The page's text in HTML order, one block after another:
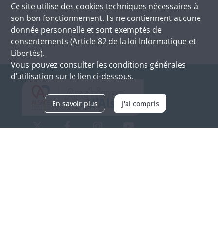
Ce site utilise des cookies techniques nécessaires à
son bon fonctionnement. Ils ne contiennent aucune
donnée personnelle et sont exemptés de
consentements (Article 82 de la loi Informatique et
Libertés).
Vous pouvez consulter les conditions générales
d’utilisation sur le lien ci-dessous.
En savoir plus J'ai compris